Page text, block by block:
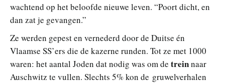
wachtend op het beloofde nieuwe leven. “Poort dicht, en
dan zat je gevangen.”
Ze werden gepest en vernederd door de Duitse én
Vlaamse SS’ers die de kazerne runden. Tot ze met 1000
waren: het aantal Joden dat nodig was om de treinnaar
Auschwitz te vullen. Slechts 5% kon de gruwelverhalen